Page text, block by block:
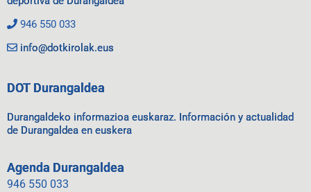
946 550 033
info@dotkirolak.eus
DOT Durangaldea
Durangaldeko informazioa euskaraz. Información y actualidad
de Durangaldea en euskera
Agenda Durangaldea
946 550 033